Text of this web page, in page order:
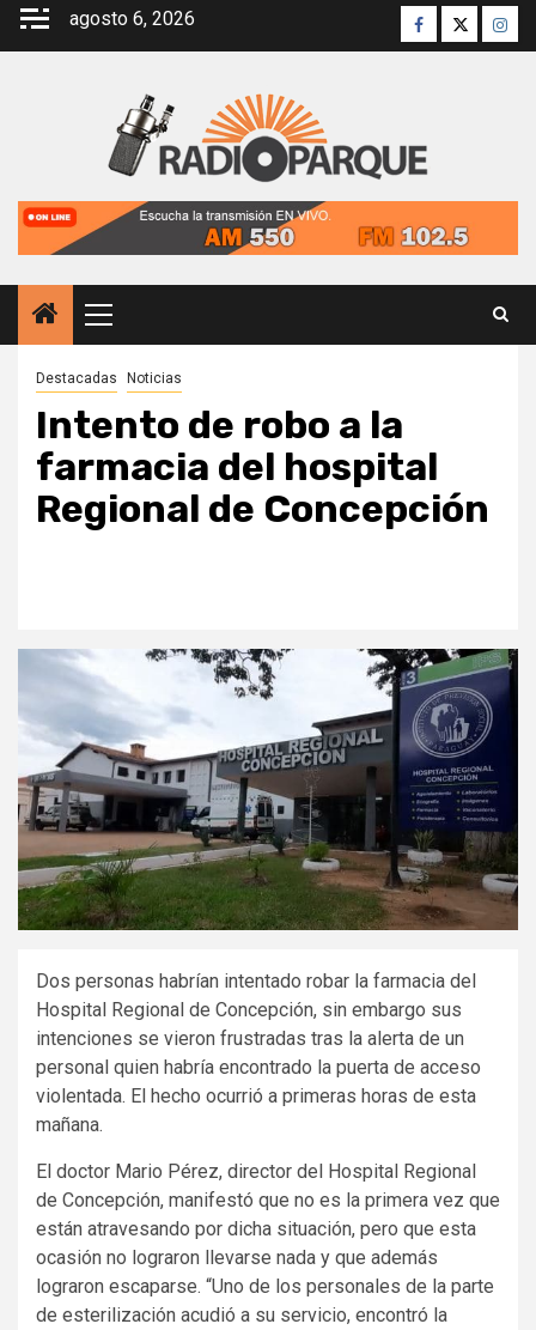
Saltar
agosto 6, 2026 Facebook
Twitter
Menú
principal
Destacadas Noticias
Intento de robo a la
farmacia del hospital
Regional de Concepción
Dos personas habrían intentado robar la farmacia del
Hospital Regional de Concepción, sin embargo sus
intenciones se vieron frustradas tras la alerta de un
personal quien habría encontrado la puerta de acceso
violentada. El hecho ocurrió a primeras horas de esta
mañana.
El doctor Mario Pérez, director del Hospital Regional
de Concepción, manifestó que no es la primera vez que
están atravesando por dicha situación, pero que esta
ocasión no lograron llevarse nada y que además
lograron escaparse. “Uno de los personales de la parte
de esterilización acudió a su servicio, encontró la